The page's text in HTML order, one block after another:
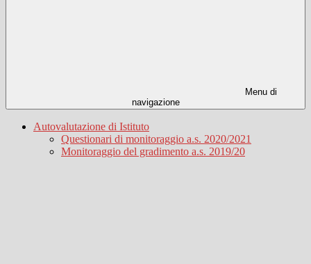
Menu di
navigazione
Autovalutazione di Istituto
Questionari di monitoraggio a.s. 2020/2021
Monitoraggio del gradimento a.s. 2019/20